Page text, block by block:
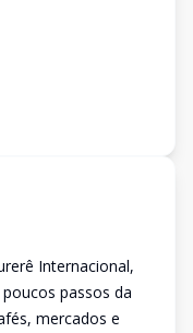
Internacional,
passos da
mercados e